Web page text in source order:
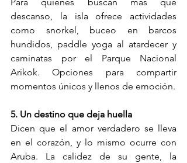
Para quienes buscan más que
descanso, la isla ofrece actividades
como snorkel, buceo en barcos
hundidos, paddle yoga al atardecer y
caminatas por el Parque Nacional
Arikok. Opciones para compartir
momentos únicos y llenos de emoción.
5. Un destino que deja huella
Dicen que el amor verdadero se lleva
en el corazón, y lo mismo ocurre con
Aruba. La calidez de su gente, la